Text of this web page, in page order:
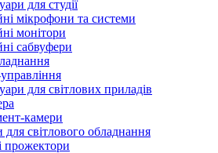
для студії
мікрофони та системи
монітори
сабвуфери
для світлових приладів
камери
світлового обладнання
прожектори